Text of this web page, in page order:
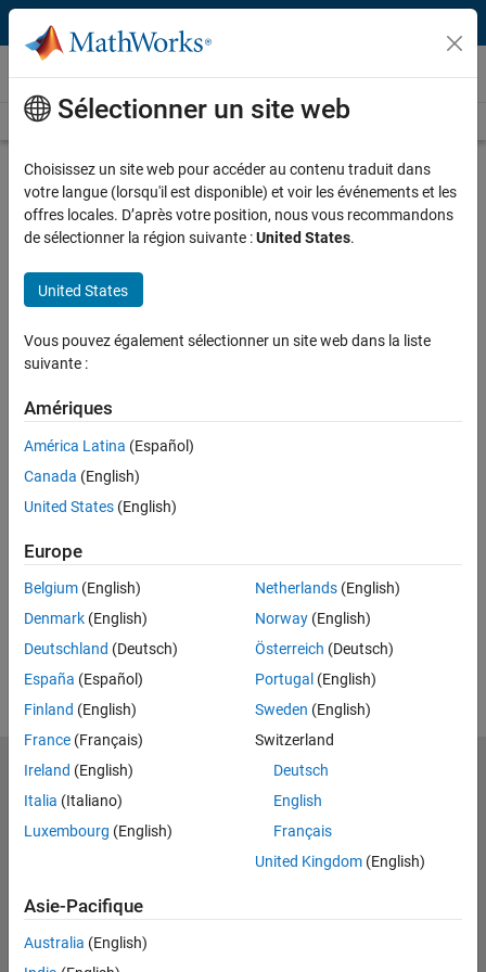
Passer au contenu
Vidéos
Videos Home Search
Play
Description
Simulation
Published: 29 Jul 2020
Full Transcript
Feedback
UP NEXT
RELATED VIDEOS
View more related videos
Sélectionner un site web
Choisissez un site web pour accéder au contenu traduit dans
votre langue (lorsqu'il est disponible) et voir les événements et les
offres locales. D’après votre position, nous vous recommandons
de sélectionner la région suivante :United States.
United States
Vous pouvez également sélectionner un site web dans la liste
suivante :
Amériques
América Latina (Español)
Canada (English)
United States (English)
Europe
Belgium (English)
Denmark (English)
Deutschland (Deutsch)
España (Español)
Finland (English)
France (Français)
Ireland (English)
Italia (Italiano)
Luxembourg (English)
Netherlands(English)
Norway(English)
Österreich (Deutsch)
Portugal (English)
Sweden (English)
Switzerland
Deutsch
English
Français
United Kingdom(English)
Asie-Pacifique
Australia (English)
MathWorks
Accelerating the pace of engineering and science
Découvrir les produits